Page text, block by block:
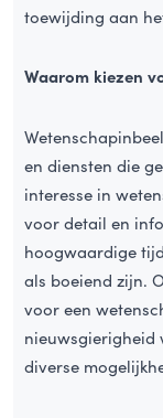
toewijding aan
Waarom kiezen
en diensten die
interesse in
voor detail en
hoogwaardige
als boeiend zijn.
voor een
nieuwsgierigheid
diverse